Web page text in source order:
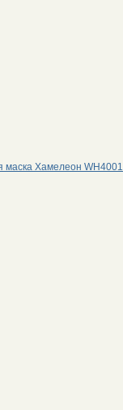
маска Хамелеон WH4001